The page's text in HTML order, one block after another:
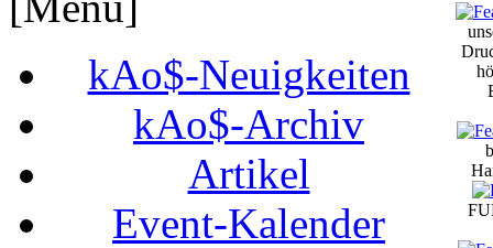
kAo$-Neuigkeiten
kAo$-Archiv
Artikel
Event-Kalender